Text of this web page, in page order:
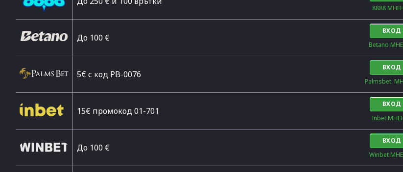
8888
Дo 100 €
ВХОД
Betano
5€ с код PB-0076
ВХОД
Palmsbet
15€ промокод 01-701
ВХОД
Inbet
До 100 €
ВХОД
Winbet